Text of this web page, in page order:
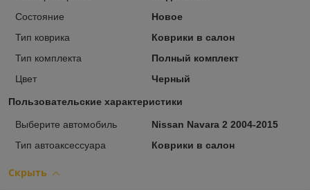
Состояние
Новое
Тип коврика
Коврики в салон
Тип комплекта
Полный комплект
Цвет
Черный
Пользовательские характеристики
Выберите автомобиль
Nissan Navara 2 2004-2015
Тип автоаксессуара
Коврики в салон
Скрыть